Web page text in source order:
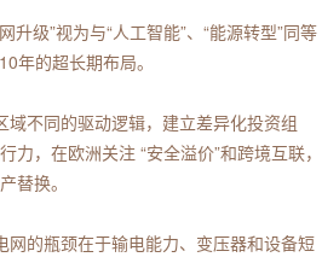
升级”视为与“人工智能”、“能源转型”同等
年的超长期布局。
不同的驱动逻辑，建立差异化投资组
力，在欧洲关注 “安全溢价”和跨境互联，
替换。
网的瓶颈在于输电能力、变压器和设备短